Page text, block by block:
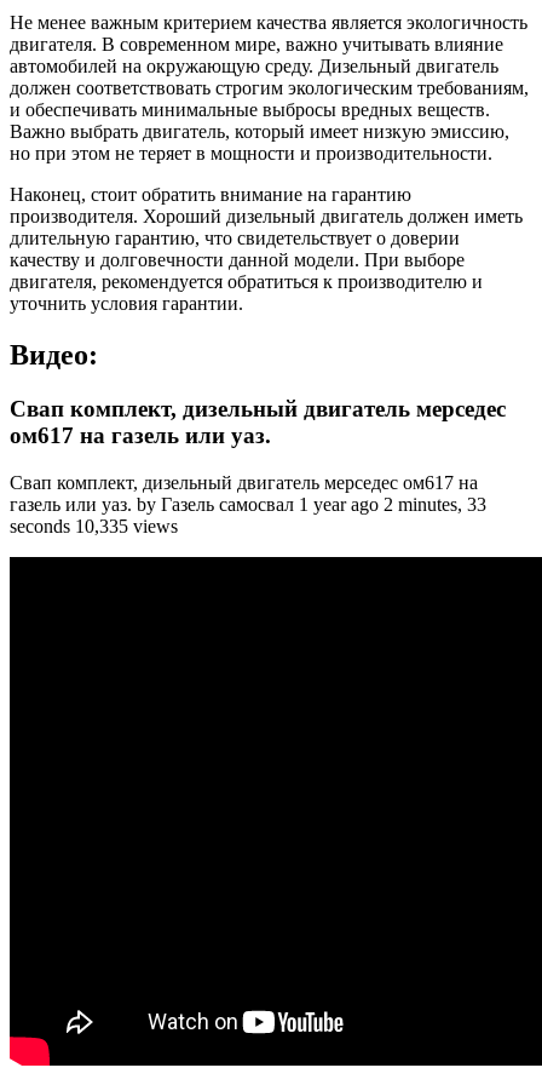
Не менее важным критерием качества является экологичность
двигателя. В современном мире, важно учитывать влияние
автомобилей на окружающую среду. Дизельный двигатель
должен соответствовать строгим экологическим требованиям,
и обеспечивать минимальные выбросы вредных веществ.
Важно выбрать двигатель, который имеет низкую эмиссию,
но при этом не теряет в мощности и производительности.
Наконец, стоит обратить внимание на гарантию
производителя. Хороший дизельный двигатель должен иметь
длительную гарантию, что свидетельствует о доверии
качеству и долговечности данной модели. При выборе
двигателя, рекомендуется обратиться к производителю и
уточнить условия гарантии.
Видео:
Свап комплект, дизельный двигатель мерседес
ом617 на газель или уаз.
Свап комплект, дизельный двигатель мерседес ом617 на
газель или уаз. by Газель самосвал 1 year ago 2 minutes, 33
seconds 10,335 views